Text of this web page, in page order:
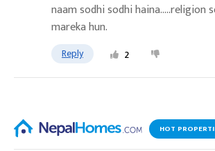
naam sodhi sodhi haina.....religion
mareka hun.
Reply 2
HOT